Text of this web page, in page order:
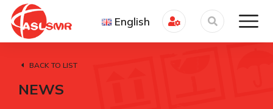
English
BACK TO LIST
NEWS